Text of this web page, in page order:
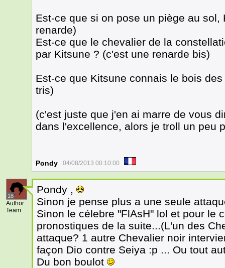
Est-ce que si on pose un piège au
renarde)
Est-ce que le chevalier de la
par Kitsune ? (c'est une renarde bis)
Est-ce que Kitsune connais le bois
tris)
(c'est juste que j'en ai marre de vous
dans l'excellence, alors je troll un peu
Pondy 04/08/2013 00:10:00
18
Author
Team
Pondy ,
Sinon je pense plus a une seule
Sinon le célebre "FlAsH" lol et pour le
pronostiques de la suite...(L'un des
attaque? 1 autre Chevalier noir
façon Dio contre Seiya :p ... Ou tout
Du bon boulot